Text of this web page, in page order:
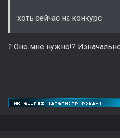
хоть сейчас на конкурс
? Оно мне нужно!?